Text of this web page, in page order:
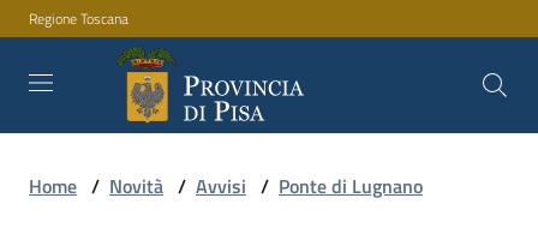
Vai al contenuto
Vai alla navigazione
Vai al footer
Regione Toscana
Amministrazione
Home / Novità / Avvisi / Ponte di Lugnano